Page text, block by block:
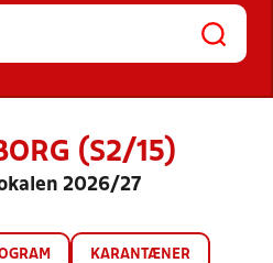
HOLD
(S2/15)
2026/27
KARANTÆNER